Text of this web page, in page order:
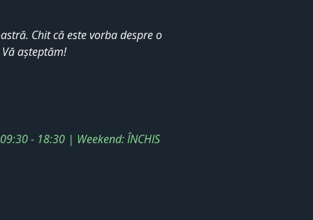
Chit că este vorba despre o
așteptăm!
- 18:30 | Weekend: ÎNCHIS